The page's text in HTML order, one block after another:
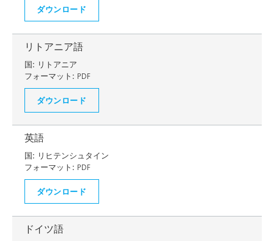
ダウンロード
リトアニア語
国: リトアニア
フォーマット: PDF
ダウンロード
英語
国: リヒテンシュタイン
フォーマット: PDF
ダウンロード
ドイツ語